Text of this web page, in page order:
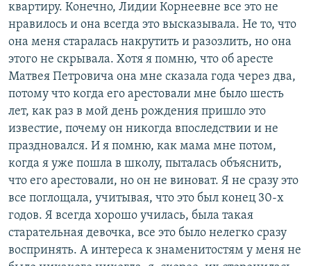
квартиру. Конечно, Лидии Корнеевне все это не
нравилось и она всегда это высказывала. Не то, что
она меня старалась накрутить и разозлить, но она
этого не скрывала. Хотя я помню, что об аресте
Матвея Петровича она мне сказала года через два,
потому что когда его арестовали мне было шесть
лет, как раз в мой день рождения пришло это
известие, почему он никогда впоследствии и не
праздновался. И я помню, как мама мне потом,
когда я уже пошла в школу, пыталась объяснить,
что его арестовали, но он не виноват. Я не сразу это
все поглощала, учитывая, что это был конец 30-х
годов. Я всегда хорошо училась, была такая
старательная девочка, все это было нелегко сразу
воспринять. А интереса к знаменитостям у меня не